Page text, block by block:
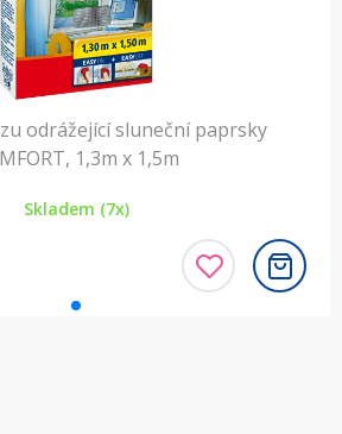
odrážející sluneční paprsky
1,3m x 1,5m
Skladem (7x)